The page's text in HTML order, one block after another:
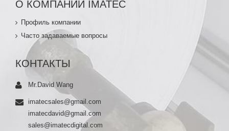
О КОМПАНИИ IMATEC
Профиль компании
Часто задаваемые вопросы
КОНТАКТЫ
Mr.David Wang
imatecsales@gmail.com
imatecdavid@gmail.com
sales@imatecdigital.com